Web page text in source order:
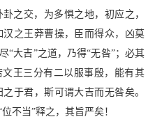
之交，为多惧之地，初应之，
之王莽曹操，臣而得众，凶莫
“大吉”之道，乃得“无咎”；必其
文王三分有二以服事殷，能有其
于君，斯可谓大吉而无咎矣。
不当”释之，其旨严矣！